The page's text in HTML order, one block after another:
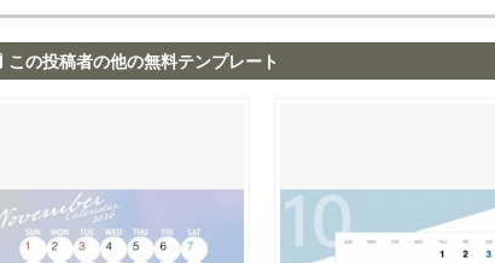
この投稿者の他の無料テンプレート